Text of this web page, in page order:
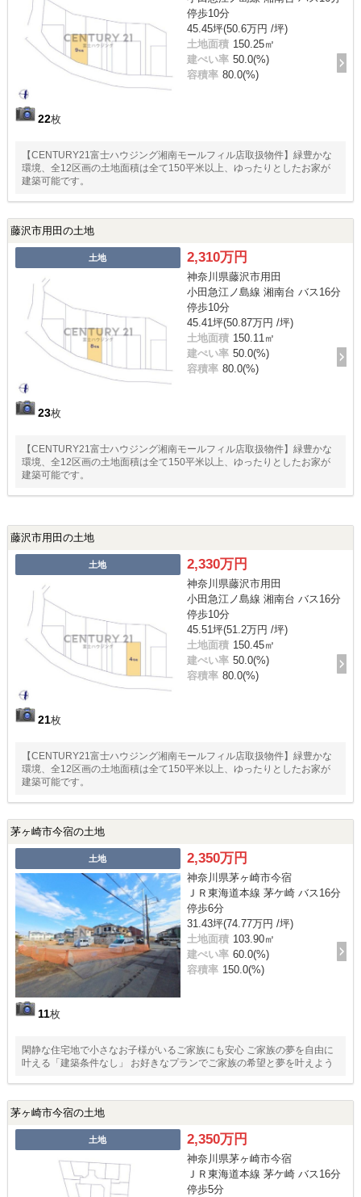
22枚
停歩10分
45.45坪(50.6万円 /坪)
土地面積 150.25㎡
建ぺい率 50.0(%)
容積率 80.0(%)
【CENTURY21富士ハウジング湘南モールフィル店取扱物件】緑豊かな
環境、全12区画の土地面積は全て150平米以上、ゆったりとしたお家が
建築可能です。
藤沢市用田の土地
土地
23枚
2,310万円
神奈川県藤沢市用田
小田急江ノ島線 湘南台 バス16分
停歩10分
45.41坪(50.87万円 /坪)
土地面積 150.11㎡
建ぺい率 50.0(%)
容積率 80.0(%)
【CENTURY21富士ハウジング湘南モールフィル店取扱物件】緑豊かな
環境、全12区画の土地面積は全て150平米以上、ゆったりとしたお家が
建築可能です。
藤沢市用田の土地
土地
21枚
2,330万円
神奈川県藤沢市用田
小田急江ノ島線 湘南台 バス16分
停歩10分
45.51坪(51.2万円 /坪)
土地面積 150.45㎡
建ぺい率 50.0(%)
容積率 80.0(%)
【CENTURY21富士ハウジング湘南モールフィル店取扱物件】緑豊かな
環境、全12区画の土地面積は全て150平米以上、ゆったりとしたお家が
建築可能です。
茅ヶ崎市今宿の土地
土地
11枚
2,350万円
神奈川県茅ヶ崎市今宿
ＪＲ東海道本線 茅ケ崎 バス16分
停歩6分
31.43坪(74.77万円 /坪)
土地面積 103.90㎡
建ぺい率 60.0(%)
容積率 150.0(%)
閑静な住宅地で小さなお子様がいるご家族にも安心 ご家族の夢を自由に
叶える「建築条件なし」 お好きなプランでご家族の希望と夢を叶えよう
茅ヶ崎市今宿の土地
土地 2,350万円
神奈川県茅ヶ崎市今宿
ＪＲ東海道本線 茅ケ崎 バス16分
停歩5分